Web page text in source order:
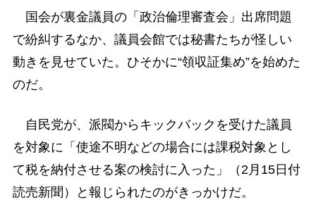
国会が裏金議員の「政治倫理審査会」出席問題
で紛糾するなか、議員会館では秘書たちが怪しい
動きを見せていた。ひそかに“領収証集め”を始めた
のだ。
自民党が、派閥からキックバックを受けた議員
を対象に「使途不明などの場合には課税対象とし
て税を納付させる案の検討に入った」（2月15日付
読売新聞）と報じられたのがきっかけだ。